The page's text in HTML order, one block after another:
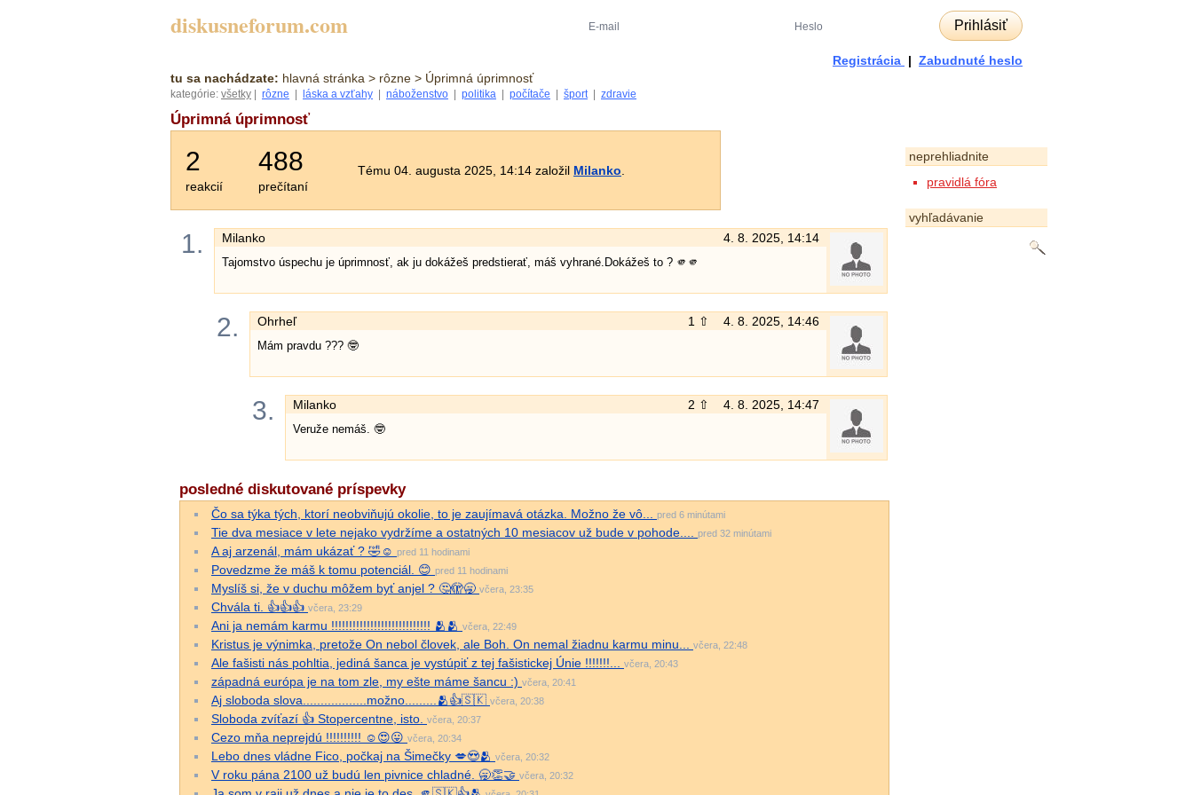
diskusneforum.com Prihlásiť
Registrácia | Zabudnuté heslo
tu sa nachádzate: hlavná stránka > rôzne > Úprimná úprimnosť
kategórie: všetky rôzne láska a vzťahy náboženstvo politika počítače šport| zdravie
neprehliadnite
pravidlá fóra
vyhľadávanie
Úprimná úprimnosť
2
reakcií
488
prečítaní
Tému 04. augusta 2025, 14:14 založil Milanko
1. Milanko 4. 8. 2025, 14:14
Tajomstvo úspechu je úprimnosť, ak ju dokážeš predstierať, máš vyhrané.Dokážeš to ? 🫵🫵
2. Ohrheľ 1 ⇧ 4. 8. 2025, 14:46
Mám pravdu ??? 🤓
3. Milanko 2 ⇧ 4. 8. 2025, 14:47
Veruže nemáš. 🤓
posledné diskutované príspevky
Čo sa týka tých, ktorí neobviňujú okolie, to je zaujímavá otázka. Možno že vô... pred 6 minútami
Tie dva mesiace v lete nejako vydržíme a ostatných 10 mesiacov už bude v pohode.... pred 32 minútami
A aj arzenál, mám ukázať ? 🤣☺️ pred 11 hodinami
Povedzme že máš k tomu potenciál. 😊 pred 11 hodinami
Myslíš si, že v duchu môžem byť anjel ? 🤔🫣🥱 včera, 23:35
Chvála ti. 👍👍👍 včera, 23:29
Ani ja nemám karmu !!!!!!!!!!!!!!!!!!!!!!!!!!!! 🫂🫂 včera, 22:49
Kristus je výnimka, pretože On nebol človek, ale Boh. On nemal žiadnu karmu minu... včera, 22:48
Ale fašisti nás pohltia, jediná šanca je vystúpiť z tej fašistickej Únie !!!!!!!... včera, 20:43
západná európa je na tom zle, my ešte máme šancu :) včera, 20:41
Aj sloboda slova..................možno.........🫂👍🇸🇰 včera, 20:38
Sloboda zvíťazí 👍 Stopercentne, isto. včera, 20:37
Cezo mňa neprejdú !!!!!!!!!! ☺️😍😛 včera, 20:34
Lebo dnes vládne Fico, počkaj na Šimečky 💋😍🫂 včera, 20:32
V roku pána 2100 už budú len pivnice chladné. 🥱👏🤝 včera, 20:32